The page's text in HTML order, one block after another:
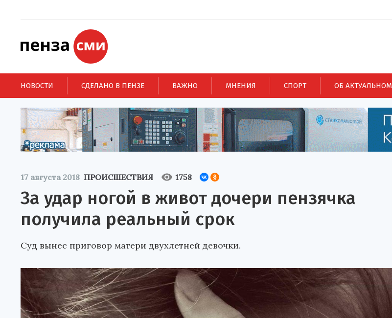
НОВОСТИ СДЕЛАНО В ПЕНЗЕ ВАЖНО МНЕНИЯ СПОРТ ОБ АКТУАЛЬНОМ
17 августа 2018 ПРОИСШЕСТВИЯ 1758
За удар ногой в живот дочери пензячка
получила реальный срок
Суд вынес приговор матери двухлетней девочки.